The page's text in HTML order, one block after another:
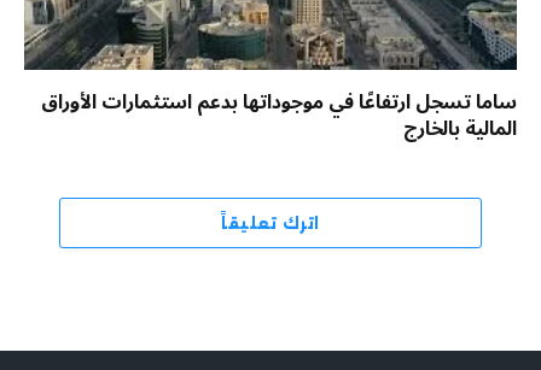
ساما تسجل ارتفاعًا في موجوداتها بدعم استثمارات الأوراق
المالية بالخارج
اترك تعليقاً